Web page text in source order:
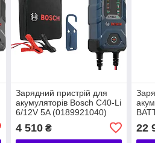
Зарядний пристрій для
акумуляторів Bosch C40-Li
6/12V 5A (0189921040)
4 510₴ 22